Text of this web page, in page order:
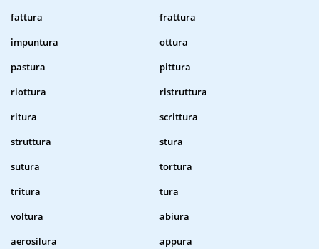
fattura
frattura
impuntura
ottura
pastura
pittura
riottura
ristruttura
ritura
scrittura
struttura
stura
sutura
tortura
tritura
tura
voltura
abiura
aerosilura
appura